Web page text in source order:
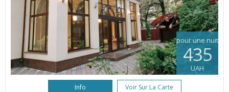
pour une nuit
435
UAH
Info Voir Sur La Carte